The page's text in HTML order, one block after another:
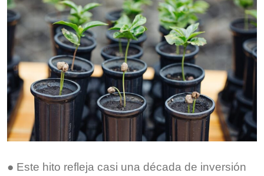
● Este hito refleja casi una década de inversión